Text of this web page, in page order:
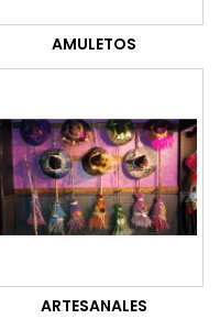
AMULETOS
ARTESANALES